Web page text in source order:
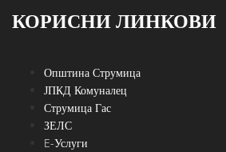
КОРИСНИ ЛИНКОВИ
Општина Струмица
ЈПКД Комуналец
Струмица Гас
ЗЕЛС
E-Услуги